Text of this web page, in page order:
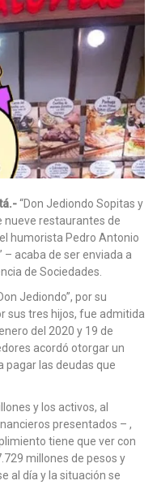
“Don Jediondo Sopitas y
nueve restaurantes de
humorista Pedro Antonio
– acaba de ser enviada a
de Sociedades.
Jediondo”, por su
sus tres hijos, fue admitida
del 2020 y 19 de
acordó otorgar un
pagar las deudas que
y los activos, al
presentados – ,
tiene que ver con
millones de pesos y
al día y la situación se